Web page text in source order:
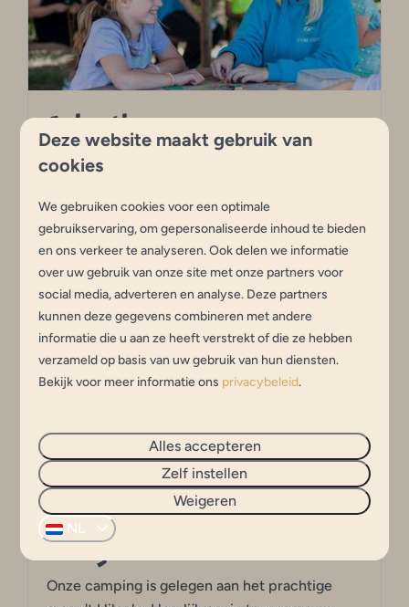
Animatie
Op onze camping wordt tijdens de landelijke
kinderen een onvergetelijke vakantie te
bezorgen.
Meer
't Hilgelo
Onze camping is gelegen aan het prachtige
Deze website maakt gebruik van
cookies
We gebruiken cookies voor een optimale
gebruikservaring, om gepersonaliseerde inhoud te bieden
en ons verkeer te analyseren. Ook delen we informatie
over uw gebruik van onze site met onze partners voor
social media, adverteren en analyse. Deze partners
kunnen deze gegevens combineren met andere
informatie die u aan ze heeft verstrekt of die ze hebben
verzameld op basis van uw gebruik van hun diensten.
Bekijk voor meer informatie ons privacybeleid.
Alles accepteren
Zelf instellen
Weigeren
NL